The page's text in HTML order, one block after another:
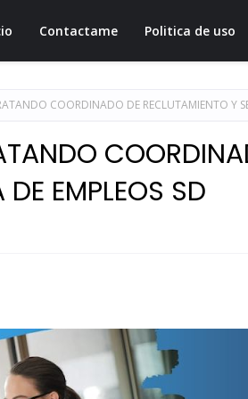
Contactame Politica de uso
COORDINADO DE RECLUTAMIENTO Y
EMPLEOS SD